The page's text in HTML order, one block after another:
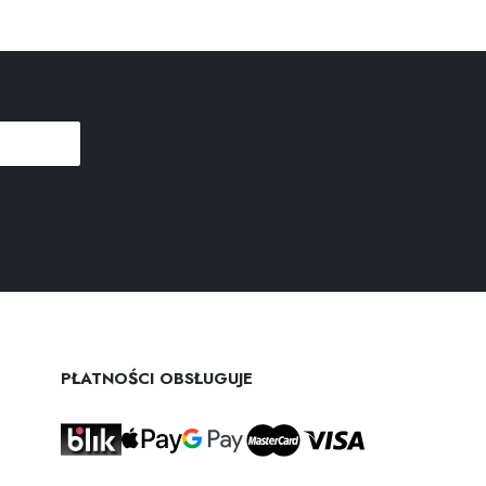
PŁATNOŚCI OBSŁUGUJE